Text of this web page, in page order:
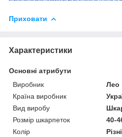
Приховати
Характеристики
Основні атрибути
Виробник
Лео
Країна виробник
Вид виробу
Розмір шкарпеток
40-
Колір